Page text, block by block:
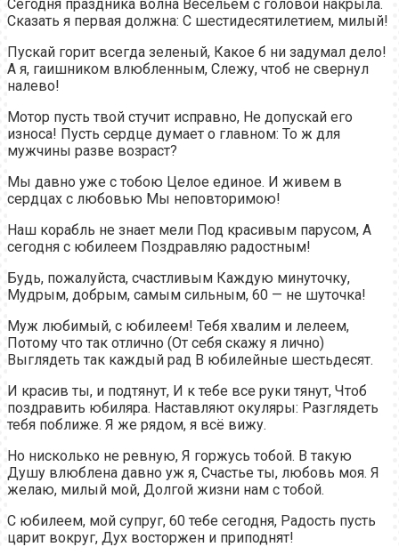
Сегодня праздника волна Весельем с головой накрыла.
Сказать я первая должна: С шестидесятилетием, милый!
Пускай горит всегда зеленый, Какое б ни задумал дело!
А я, гаишником влюбленным, Слежу, чтоб не свернул
налево!
Мотор пусть твой стучит исправно, Не допускай его
износа! Пусть сердце думает о главном: То ж для
мужчины разве возраст?
Мы давно уже с тобою Целое единое. И живем в
сердцах с любовью Мы неповторимою!
Наш корабль не знает мели Под красивым парусом, А
сегодня с юбилеем Поздравляю радостным!
Будь, пожалуйста, счастливым Каждую минуточку,
Мудрым, добрым, самым сильным, 60 — не шуточка!
Муж любимый, с юбилеем! Тебя хвалим и лелеем,
Потому что так отлично (От себя скажу я лично)
Выглядеть так каждый рад В юбилейные шестьдесят.
И красив ты, и подтянут, И к тебе все руки тянут, Чтоб
поздравить юбиляра. Наставляют окуляры: Разглядеть
тебя поближе. Я же рядом, я всё вижу.
Но нисколько не ревную, Я горжусь тобой. В такую
Душу влюблена давно уж я, Счастье ты, любовь моя. Я
желаю, милый мой, Долгой жизни нам с тобой.
С юбилеем, мой супруг, 60 тебе сегодня, Радость пусть
царит вокруг, Дух восторжен и приподнят!